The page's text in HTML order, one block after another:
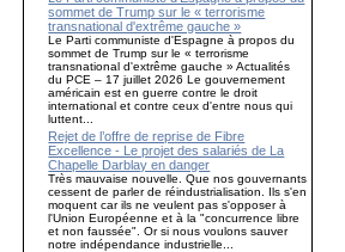
sommet de Trump sur le « terrorisme
transnational d'extrême gauche »
Le Parti communiste d'Espagne à propos du
sommet de Trump sur le « terrorisme
transnational d'extrême gauche » Actualités
du PCE – 17 juillet 2026 Le gouvernement
américain est en guerre contre le droit
international et contre ceux d'entre nous qui
luttent...
Rejet de l’offre de reprise de Fibre
Excellence - Le projet des salariés de La
Chapelle Darblay en danger
Très mauvaise nouvelle. Que nos gouvernants
cessent de parler de réindustrialisation. Ils s'en
moquent car ils ne veulent pas s'opposer à
l'Union Européenne et à la "concurrence libre
et non faussée". Or si nous voulons sauver
notre indépendance industrielle...